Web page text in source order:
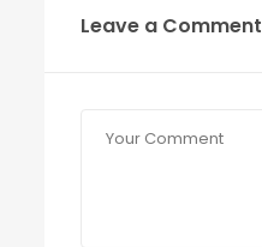
Leave a Comment